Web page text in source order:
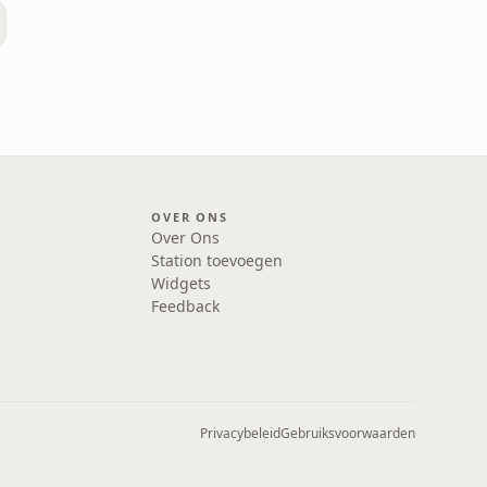
OVER ONS
Over Ons
Station toevoegen
Widgets
Feedback
PrivacybeleidGebruiksvoorwaarden